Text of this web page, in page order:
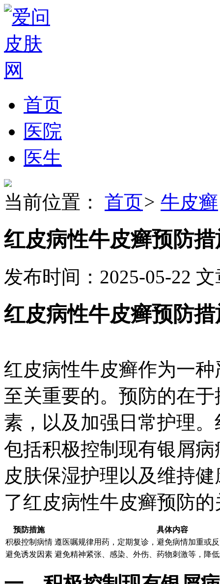
首页
医院
医生
当前位置： 首页> 牛皮癣
红皮病性牛皮癣预防措
发布时间：2025-05-22 文
红皮病性牛皮癣预防措
红皮病性牛皮癣作为一
至关重要的。预防的在
素，以及加强日常护理
包括积极控制现有银屑
皮肤保湿护理以及维持
了红皮病性牛皮癣预防
预防措施
具体内容
积极控制病情 遵医嘱规律用药，定期复诊，避免病情加重或
避免诱发因素 避免精神紧张、感染、外伤、药物刺激等，降